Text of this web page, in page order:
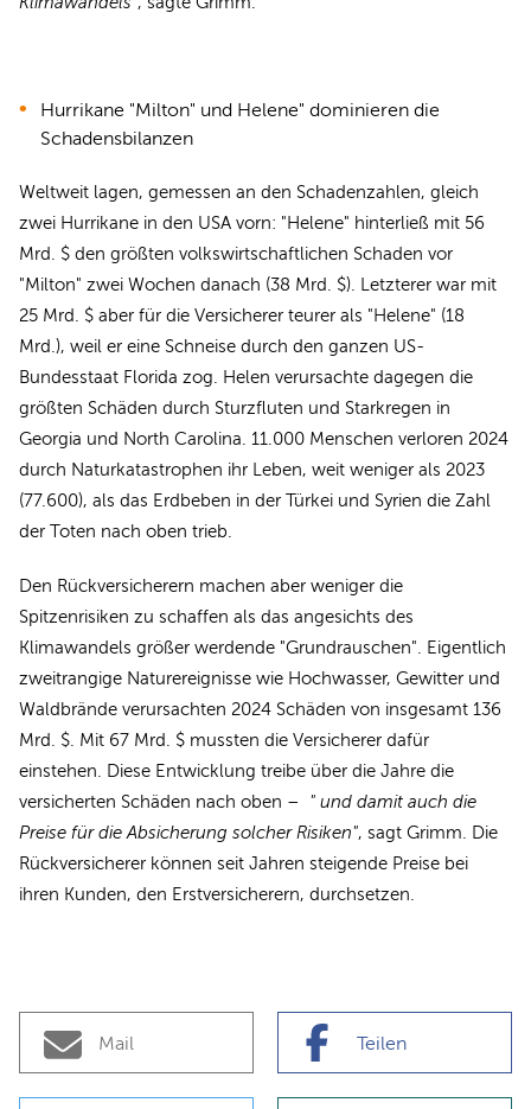
Hurrikane "Milton" und Helene" dominieren die
Schadensbilanzen
Weltweit lagen, gemessen an den Schadenzahlen, gleich
zwei Hurrikane in den USA vorn: "Helene" hinterließ mit 56
Mrd. $ den größten volkswirtschaftlichen Schaden vor
"Milton" zwei Wochen danach (38 Mrd. $). Letzterer war mit
25 Mrd. $ aber für die Versicherer teurer als "Helene" (18
Mrd.), weil er eine Schneise durch den ganzen US-
Bundesstaat Florida zog. Helen verursachte dagegen die
größten Schäden durch Sturzfluten und Starkregen in
Georgia und North Carolina. 11.000 Menschen verloren 2024
durch Naturkatastrophen ihr Leben, weit weniger als 2023
(77.600), als das Erdbeben in der Türkei und Syrien die Zahl
der Toten nach oben trieb.
Den Rückversicherern machen aber weniger die
Spitzenrisiken zu schaffen als das angesichts des
Klimawandels größer werdende "Grundrauschen". Eigentlich
zweitrangige Naturereignisse wie Hochwasser, Gewitter und
Waldbrände verursachten 2024 Schäden von insgesamt 136
Mrd. $. Mit 67 Mrd. $ mussten die Versicherer dafür
einstehen. Diese Entwicklung treibe über die Jahre die
versicherten Schäden nach oben – " und damit auch die
Preise für die Absicherung solcher Risiken", sagt Grimm. Die
Rückversicherer können seit Jahren steigende Preise bei
ihren Kunden, den Erstversicherern, durchsetzen.
Mail Teilen